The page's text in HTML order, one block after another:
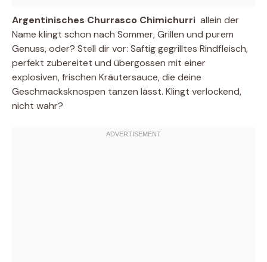
Argentinisches Churrasco Chimichurri  allein der
Name klingt schon nach Sommer, Grillen und purem
Genuss, oder? Stell dir vor: Saftig gegrilltes Rindfleisch,
perfekt zubereitet und übergossen mit einer
explosiven, frischen Kräutersauce, die deine
Geschmacksknospen tanzen lässt. Klingt verlockend,
nicht wahr?